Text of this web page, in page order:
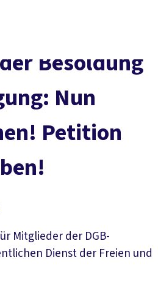
Service
Mitmachen
Besoldung
Nun
Petition
Mitglieder der DGB-
Dienst der Freien und